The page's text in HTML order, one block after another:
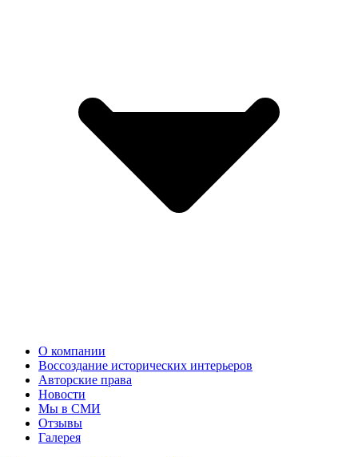
О компании
Воссоздание исторических интерьеров
Авторские права
Новости
Мы в СМИ
Отзывы
Галерея